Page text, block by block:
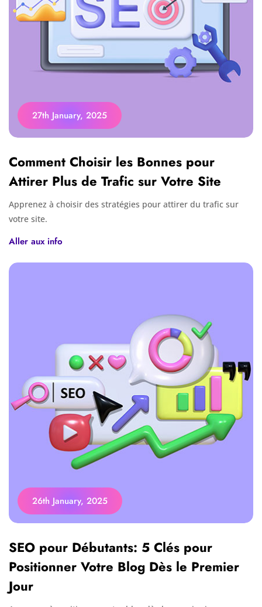
27th January, 2025
Comment Choisir les Bonnes pour
Attirer Plus de Trafic sur Votre Site
Apprenez à choisir des stratégies pour attirer du trafic sur
votre site.
Aller aux info
26th January, 2025
SEO pour Débutants: 5 Clés pour
Positionner Votre Blog Dès le Premier
Jour